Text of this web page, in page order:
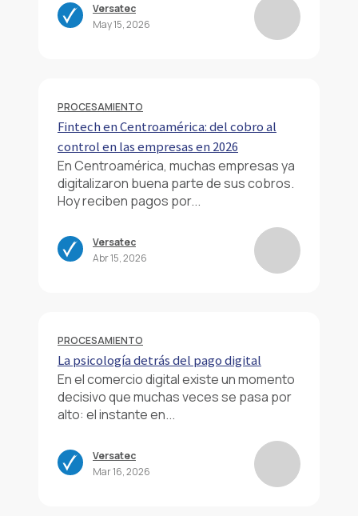
Versatec
May 15, 2026
PROCESAMIENTO
Fintech en Centroamérica: del cobro al
control en las empresas en 2026
En Centroamérica, muchas empresas ya
digitalizaron buena parte de sus cobros.
Hoy reciben pagos por...
Versatec
Abr 15, 2026
PROCESAMIENTO
La psicología detrás del pago digital
En el comercio digital existe un momento
decisivo que muchas veces se pasa por
alto: el instante en...
Versatec
Mar 16, 2026